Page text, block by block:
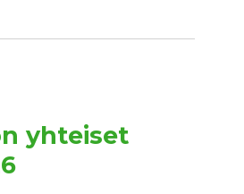
yhteiset